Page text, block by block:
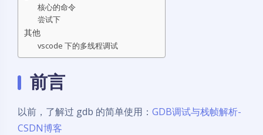
核心的命令
尝试下
其他
vscode 下的多线程调试
前言
以前，了解过 gdb 的简单使用： GDB调试与栈帧解析-
CSDN博客